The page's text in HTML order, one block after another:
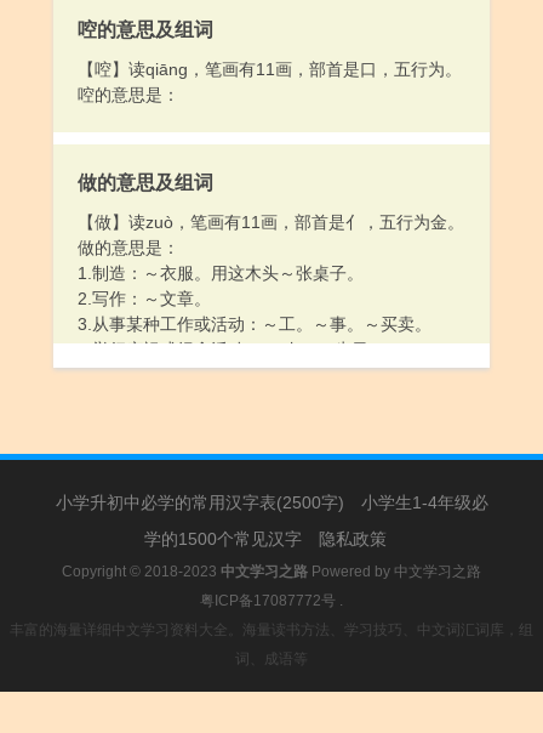
啌的意思及组词
【啌】读qiāng，笔画有11画，部首是口，五行为。
啌的意思是：
做的意思及组词
【做】读zuò，笔画有11画，部首是亻，五行为金。
做的意思是：
1.制造：～衣服。用这木头～张桌子。
2.写作：～文章。
3.从事某种工作或活动：～工。～事。～买卖。
4.举行庆祝或纪念活动：～ 寿。～生日。
5.充当；担任：～母亲的。～官。～教员。～保育
材。
8.假装出（某种模样）：～样子。～鬼脸。～痛苦
小学升初中必学的常用汉字表(2500字)
小学生1-4年级必
学的1500个常见汉字
隐私政策
Copyright © 2018-2023 中文学习之路 Powered by 中文学习之路
粤ICP备17087772号 .
丰富的海量详细中文学习资料大全。海量读书方法、学习技巧、中文词汇词库，组
词、成语等